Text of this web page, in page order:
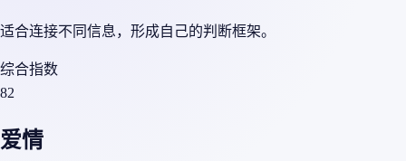
适合连接不同信息，形成自己的判断框架。
综合指数
82
爱情